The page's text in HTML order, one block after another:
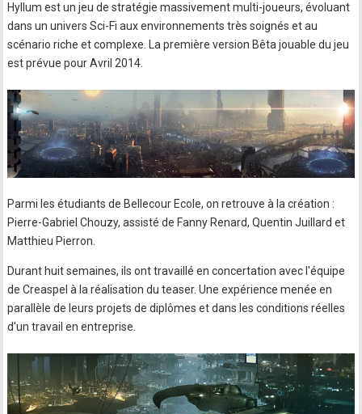
Hyllum est un jeu de stratégie massivement multi-joueurs, évoluant
dans un univers Sci-Fi aux environnements très soignés et au
scénario riche et complexe. La première version Bêta jouable du jeu
est prévue pour Avril 2014.
Parmi les étudiants de Bellecour Ecole, on retrouve à la création :
Pierre-Gabriel Chouzy, assisté de Fanny Renard, Quentin Juillard et
Matthieu Pierron.
Durant huit semaines, ils ont travaillé en concertation avec l'équipe
de Creaspel à la réalisation du teaser. Une expérience menée en
parallèle de leurs projets de diplômes et dans les conditions réelles
d'un travail en entreprise.